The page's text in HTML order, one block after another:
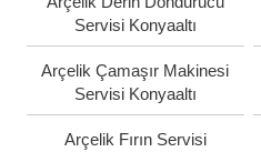
Servisi Konyaaltı
Arçelik Çamaşır Makinesi
Servisi Konyaaltı
Arçelik Fırın Servisi